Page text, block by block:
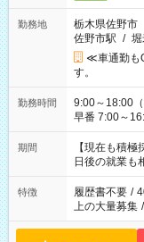
勤務地
栃木県佐野市
佐野市駅 / 堀
≪車通勤も
す。
勤務時間
9:00～18:00（休憩60分） ■ご希
早番 7:00～16:00 遅番
い」 「余裕を
たくない」 など
の方へ 今ご
の勤務時間。
期間
【現在も積
日後の就業も
特徴 履歴書不要 /
上の大量募集 /